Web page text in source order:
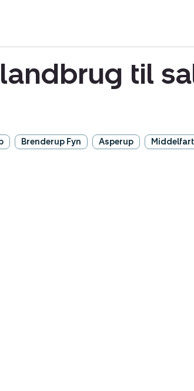
til
Brenderup Fyn Asperup Middelfart